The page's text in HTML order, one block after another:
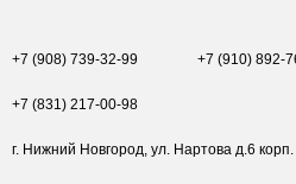
+7 (908) 739-32-99 +7 (910) 892-
+7 (831) 217-00-98
г. Нижний Новгород, ул. Нартова д.6 корп.